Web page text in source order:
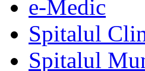
e-Medic
Spitalul
Spitalul